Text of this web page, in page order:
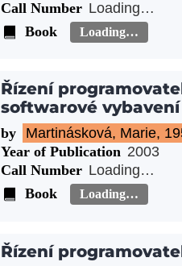
Call Number Loading…
Book
Loading…
Řízení
softwarové vybavení
by Martinásková, Marie,
Year of Publication 2003
Call Number Loading…
Book
Loading…
Řízení